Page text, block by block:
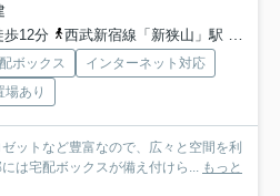
歩12分
西武新宿線「新狭山」駅 徒歩29分
ボックス
インターネット対応
場あり
ットなど豊富なので、広々と空間を利
は宅配ボックスが備え付けら... もっと